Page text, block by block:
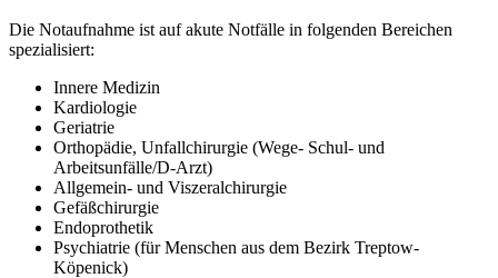
Die Notaufnahme ist auf akute Notfälle in folgenden Bereichen
spezialisiert:
Innere Medizin
Kardiologie
Geriatrie
Orthopädie, Unfallchirurgie (Wege- Schul- und
Arbeitsunfälle/D-Arzt)
Allgemein- und Viszeralchirurgie
Gefäßchirurgie
Endoprothetik
Psychiatrie (für Menschen aus dem Bezirk Treptow-
Köpenick)